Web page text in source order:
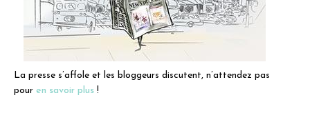
La presse s’affole et les bloggeurs discutent, n’attendez pas
pour en savoir plus !